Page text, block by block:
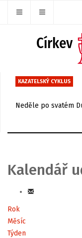
KAZATELSKÝ CYKLUS
Neděle po svatém
Kalendář
Rok
Měsíc
Týden